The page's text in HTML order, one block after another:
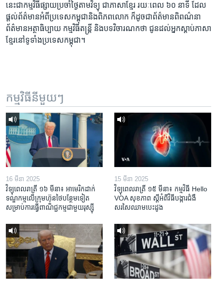
ស្វែង​
ភាសា
នេះ​ជា​កម្ម​វិធី​ផ្សាយ​ប្រចាំ​ថ្ងៃ​តាម​វិទ្យុ ​ជាភាសា​ខ្មែរ​ រយៈ​ពេល​ ៦០​ នាទី ដែល​
ផ្តល់​ព័ត៌មាន​អំពី​ប្រទេស​កម្ពុជា​និង​ពិភព​លោក ​ក៏ដូច​ជា​ព័ត៌មាន​ពិពណ៌នា
ព័ត៌មាន​អត្ថាធិប្បាយ​ កម្ម​វិធី​តន្ត្រី ​និង​បទ​វិចារណកថា​ ជូន​ដល់​អ្នក​ស្តាប់​ភាសា​
ខ្មែរ​នៅ​ទូទាំង​ប្រទេស​កម្ពុជា។
កម្មវិធី​នីមួយៗ
16 មីនា 2025
វិទ្យុពេលរាត្រី ១៦ មីនា៖ អាមេរិក​ដាក់​
ទណ្ឌកម្ម​លើ​ក្រុមហ៊ុន​ថៃ​បន្ថែម​ទៀត​
សម្រាប់​ការ​ធ្វើ​ពាណិជ្ជកម្ម​ជាមួយ​រុស្ស៊ី
15 មីនា 2025
វិទ្យុពេលរាត្រី ១៥ មីនា៖ កម្មវិធី ​Hello
VOA សុខភាព ស្ដី​អំពី​វិធី​បង្ការ​ជំងឺ​
សរសៃ​ឈាម​បេះដូង